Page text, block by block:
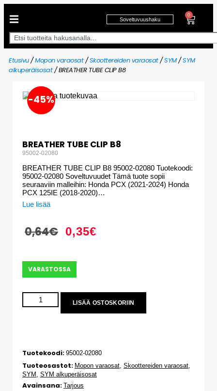
Soveltuvuushaku
0
Etusivu/Mopon varaosat/Skoottereiden varaosat/SYM/SYM
alkuperäisosat/ BREATHER TUBE CLIP B8
-45%
BREATHER TUBE CLIP B8
95002-02080
BREATHER TUBE CLIP B8 95002-02080 Tuotekoodi:
95002-02080 Soveltuvuudet Tämä tuote sopii
seuraaviin malleihin: Honda PCX (2021-2024) Honda
PCX 125IE (2018-2020)…
Lue lisää
0,64€ 0,35€
VARASTOSSA
LISÄÄ OSTOSKORIIN
Tuotekoodi: 95002-02080
Tuoteosastot: Mopon varaosat, Skoottereiden varaosat,
SYM , SYM alkuperäisosat
Avainsana: Tarjous